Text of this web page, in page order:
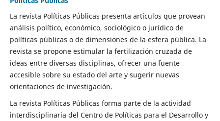
La revista Políticas Públicas presenta artículos que provean
análisis político, económico, sociológico o jurídico de
políticas públicas o de dimensiones de la esfera pública. La
revista se propone estimular la fertilización cruzada de
ideas entre diversas disciplinas, ofrecer una fuente
accesible sobre su estado del arte y sugerir nuevas
orientaciones de investigación.
La revista Políticas Públicas forma parte de la actividad
interdisciplinaria del Centro de Políticas para el Desarrollo y